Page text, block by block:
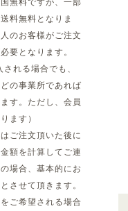
無料ですが、一部
料無料となりま
のお客様がご注文
要となります。
れる場合でも、
の事業所であれば
す。ただし、会員
ます）
ご注文頂いた後に
額を計算してご連
場合、基本的にお
させて頂きます。
ご希望される場合